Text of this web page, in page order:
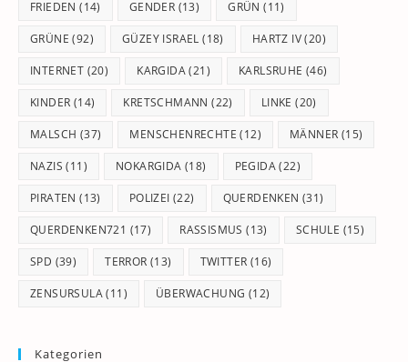
FRIEDEN (14) GENDER (13) GRÜN (11)
GRÜNE (92) GÜZEY ISRAEL (18) HARTZ IV(20)
INTERNET (20) KARGIDA(21) KARLSRUHE (46)
KINDER (14) KRETSCHMANN (22) LINKE (20)
MALSCH (37) MENSCHENRECHTE (12) MÄNNER (15)
NAZIS (11) NOKARGIDA (18) PEGIDA(22)
PIRATEN (13) POLIZEI (22) QUERDENKEN (31)
QUERDENKEN721 (17) RASSISMUS (13) SCHULE (15)
SPD (39) TERROR (13) TWITTER (16)
ZENSURSULA(11) ÜBERWACHUNG (12)
Kategorien